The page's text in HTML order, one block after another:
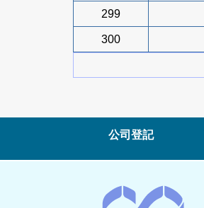
299
300
公司登記